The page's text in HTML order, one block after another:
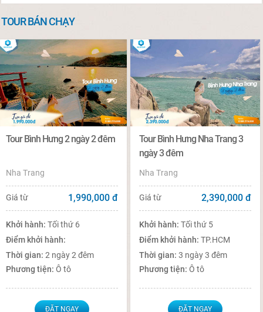
TOUR BÁN CHẠY
Tour Bình Hưng 2 ngày 2 đêm
Nha Trang
Giá từ 1,990,000 đ
Khởi hành:Tối thứ 6
Điểm khởi hành:
Thời gian:2 ngày 2 đêm
Phương tiện:Ô tô
ĐẶT NGAY
Tour Bình Hưng Nha Trang 3
ngày 3 đêm
Nha Trang
Giá từ 2,390,000 đ
Khởi hành:Tối thứ 5
Điểm khởi hành:TP.HCM
Thời gian:3 ngày 3 đêm
Phương tiện:Ô tô
ĐẶT NGAY